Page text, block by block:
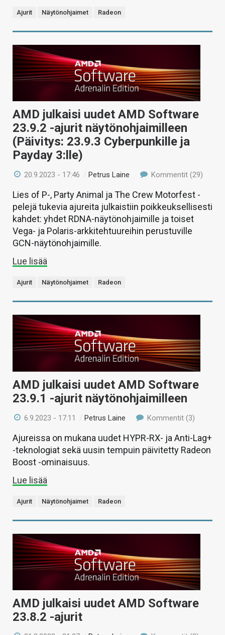
Ajurit Näytönohjaimet Radeon
AMD julkaisi uudet AMD Software
23.9.2 -ajurit näytönohjaimilleen
(Päivitys: 23.9.3 Cyberpunkille ja
Payday 3:lle)
20.9.2023 - 17:46 / Petrus Laine Kommentit (29)
Lies of P-, Party Animal ja The Crew Motorfest -
pelejä tukevia ajureita julkaistiin poikkeuksellisesti
kahdet: yhdet RDNA-näytönohjaimille ja toiset
Vega- ja Polaris-arkkitehtuureihin perustuville
GCN-näytönohjaimille.
Lue lisää
Ajurit Näytönohjaimet Radeon
AMD julkaisi uudet AMD Software
23.9.1 -ajurit näytönohjaimilleen
6.9.2023 - 17:11 /Petrus Laine Kommentit (3)
Ajureissa on mukana uudet HYPR-RX- ja Anti-Lag+
-teknologiat sekä uusin tempuin päivitetty Radeon
Boost -ominaisuus.
Lue lisää
Ajurit Näytönohjaimet Radeon
AMD julkaisi uudet AMD Software
23.8.2 -ajurit